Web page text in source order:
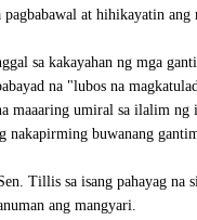
at hihikayatin
sa kakayahan ng mga
na "lubos na
maaaring umiral sa ilalim
buwanang
Tillis sa isang pahayag na
ang mangyari.